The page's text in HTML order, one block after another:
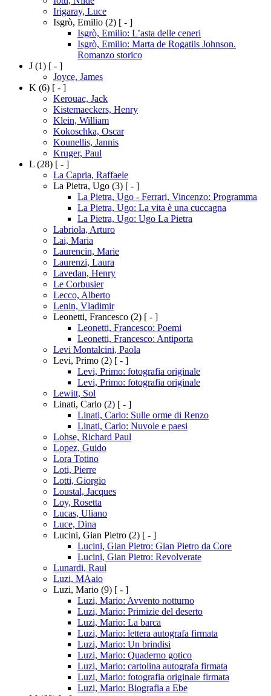
Irigaray, Luce
Isgrò, Emilio (2) [ - ]
Isgrò, Emilio: L’asta delle ceneri
Isgrò, Emilio: Marta de Rogatiis Johnson.
Romanzo storico
J (1) [ - ]
Joyce, James
K (6) [ - ]
Kerouac, Jack
Kistemaeckers, Henry
Klein, William
Kokoschka, Oscar
Kounellis, Jannis
Kruger, Paul
L (28) [ - ]
La Capria, Raffaele
La Pietra, Ugo (3) [ - ]
La Pietra, Ugo - Ferrari, Vincenzo: Programma
La Pietra, Ugo: La vita è una cuccagna
La Pietra, Ugo: Ugo La Pietra
Labriola, Arturo
Lai, Maria
Laurencin, Marie
Laurenzi, Laura
Lavedan, Henry
Le Corbusier
Lecco, Alberto
Lenin, Vladimir
Leonetti, Francesco (2) [ - ]
Leonetti, Francesco: Poemi
Leonetti, Francesco: Antiporta
Levi Montalcini, Paola
Levi, Primo (2) [ - ]
Levi, Primo: fotografia originale
Levi, Primo: fotografia originale
Lewitt, Sol
Linati, Carlo (2) [ - ]
Linati, Carlo: Sulle orme di Renzo
Linati, Carlo: Nuvole e paesi
Lohse, Richard Paul
Lopez, Guido
Lora Totino
Loti, Pierre
Lotti, Giorgio
Loustal, Jacques
Loy, Rosetta
Lucas, Uliano
Luce, Dina
Lucini, Gian Pietro (2) [ - ]
Lucini, Gian Pietro: Gian Pietro da Core
Lucini, Gian Pietro: Revolverate
Lunardi, Raul
Luzi, MAaio
Luzi, Mario (9) [ - ]
Luzi, Mario: Avvento notturno
Luzi, Mario: Primizie del deserto
Luzi, Mario: La barca
Luzi, Mario: lettera autografa firmata
Luzi, Mario: Un brindisi
Luzi, Mario: Quaderno gotico
Luzi, Mario: cartolina autografa firmata
Luzi, Mario: fotografia originale firmata
Luzi, Mario: Biografia a Ebe